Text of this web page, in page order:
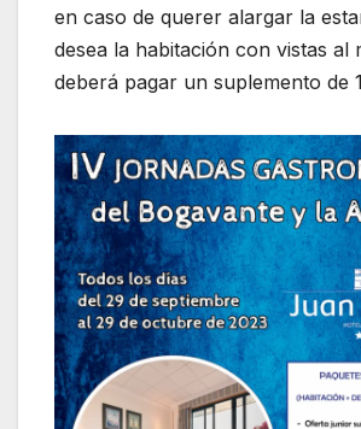
en caso de querer alargar la
desea la habitación con vistas al
deberá pagar un suplemento de